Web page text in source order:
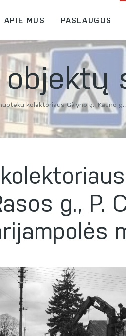
APIE MUS PASLAUGOS
kolektoriaus Gėlyno g., Kauno
g., P.